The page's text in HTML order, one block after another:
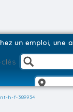
un emploi, une
h-f-389934